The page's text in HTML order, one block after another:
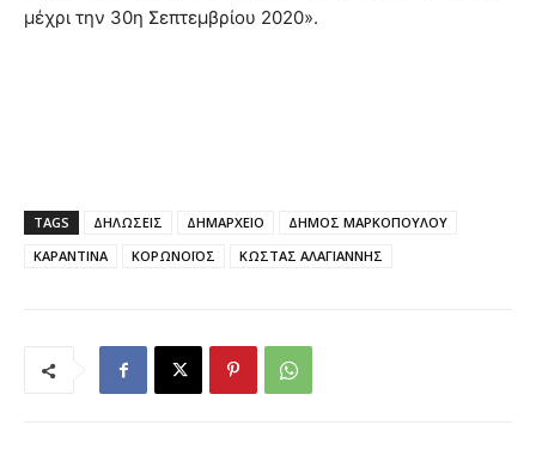
μέχρι την 30η Σεπτεμβρίου 2020».
TAGS ΔΗΛΩΣΕΙΣ ΔΗΜΑΡΧΕΙΟ
ΔΗΜΟΣ ΜΑΡΚΟΠΟΥΛΟΥ
ΚΑΡΑΝΤΙΝΑ
ΚΟΡΩΝΟΪΟΣ ΚΩΣΤΑΣ ΑΛΑΓΙΑΝΝΗΣ